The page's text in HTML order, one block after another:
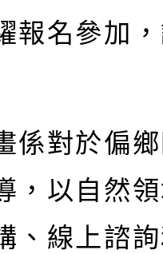
報名參加
係對於偏
，以自然
、線上諮